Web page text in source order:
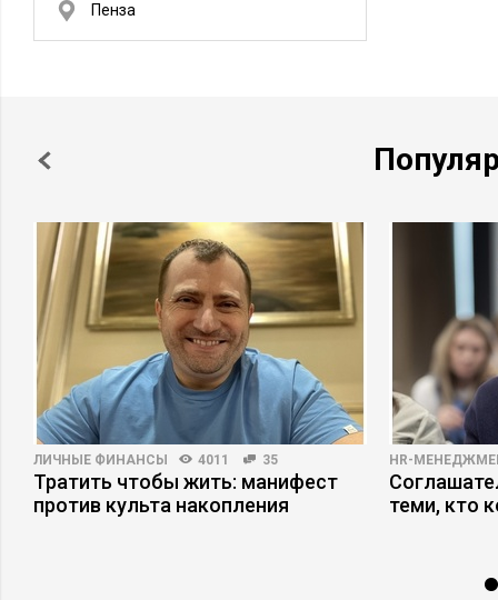
Пенза
ЛИЧНЫЕ ФИНАНСЫ 4011 35
Тратить чтобы жить: манифест
против культа накопления
HR-
теми, кто